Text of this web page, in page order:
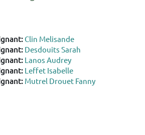
Clin Melisande
Desdouits Sarah
Lanos Audrey
Leffet Isabelle
Mutrel Drouet Fanny